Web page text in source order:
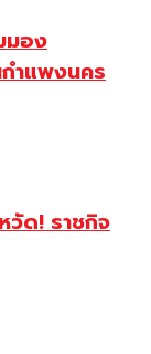
มอง
ำแพงนคร
วัด! ราชกิจ